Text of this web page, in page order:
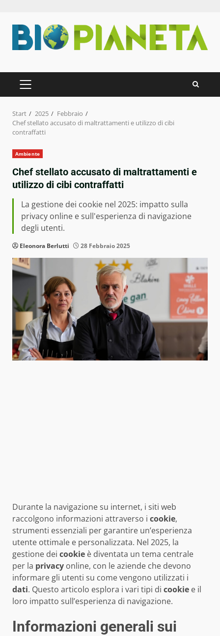
Inhalt
springen
PRIMÄRES
MENÜ
Start 2025
Febbraio
Chef stellato accusato di maltrattamenti e utilizzo di cibi
contraffatti
Ambiente
Chef stellato accusato di maltrattamenti e
utilizzo di cibi contraffatti
La gestione dei cookie nel 2025: impatto sulla
privacy online e sull'esperienza di navigazione
degli utenti.
Eleonora Berlutti 28 Febbraio 2025
Durante la navigazione su internet, i siti web
raccolgono informazioni attraverso i cookie,
strumenti essenziali per garantire un’esperienza
utente ottimale e personalizzata. Nel 2025, la
gestione dei cookie è diventata un tema centrale
per la privacy online, con le aziende che devono
informare gli utenti su come vengono utilizzati i
dati. Questo articolo esplora i vari tipi di cookie e il
loro impatto sull’esperienza di navigazione.
Informazioni generali sui